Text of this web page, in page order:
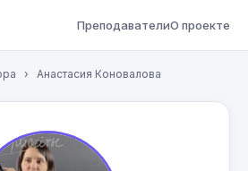
ПреподавателиО проекте
› Анастасия Коновалова